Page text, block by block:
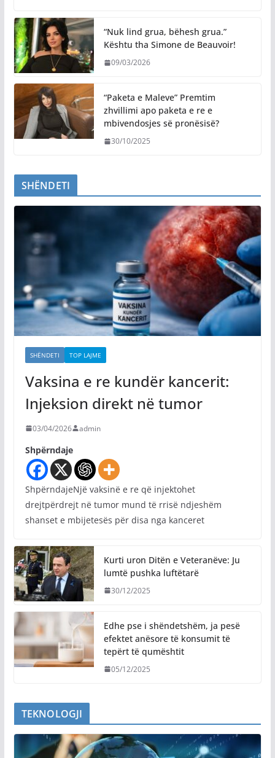
“Nuk lind grua, bëhesh grua.”
Kështu tha Simone de Beauvoir!
09/03/2026
“Paketa e Maleve” Premtim
zhvillimi apo paketa e re e
mbivendosjes së pronësisë?
30/10/2025
SHËNDETI
SHËNDETI TOP LAJME
Vaksina e re kundër kancerit:
Injeksion direkt në tumor
03/04/2026 admin
Shpërndaje
ShpërndajeNjë vaksinë e re që injektohet
drejtpërdrejt në tumor mund të rrisë ndjeshëm
shanset e mbijetesës për disa nga kanceret
Kurti uron Ditën e Veteranëve: Ju
lumtë pushka luftëtarë
30/12/2025
Edhe pse i shëndetshëm, ja pesë
efektet anësore të konsumit të
tepërt të qumështit
05/12/2025
TEKNOLOGJI